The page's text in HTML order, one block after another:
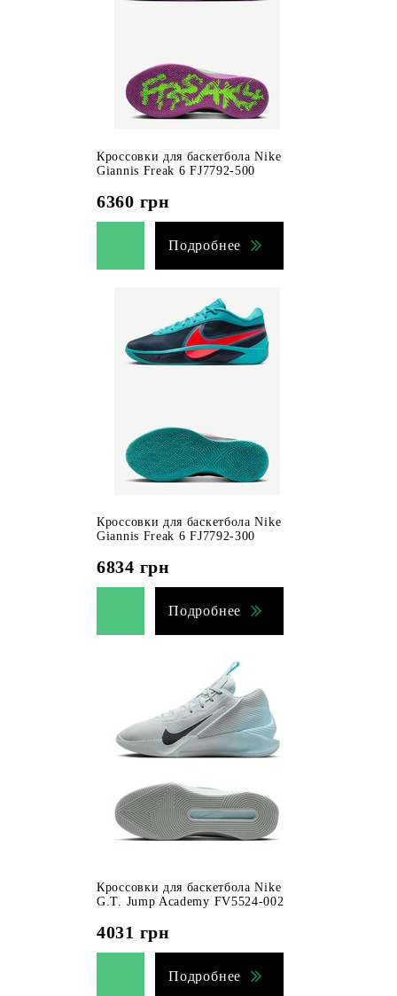
Кроссовки для баскетбола Nike
Giannis Freak 6 FJ7792-500
6360 грн
Подробнее
Кроссовки для баскетбола Nike
Giannis Freak 6 FJ7792-300
6834 грн
Подробнее
Кроссовки для баскетбола Nike
G.T. Jump Academy FV5524-002
4031 грн
Подробнее